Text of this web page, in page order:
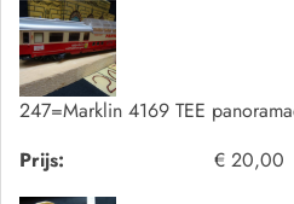
247=Marklin 4169 TEE
Prijs:
€ 20,00